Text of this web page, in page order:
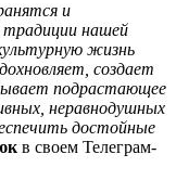
и
традиции нашей
жизнь
создает
подрастающее
неравнодушных
достойные
в своем Телеграм-